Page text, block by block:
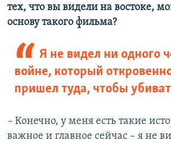
тех, что вы видели на востоке,
основу такого фильма?
Я не видел ни одного
войне, который
пришел туда, чтобы
– Конечно, у меня есть такие
важное и главное сейчас – я не